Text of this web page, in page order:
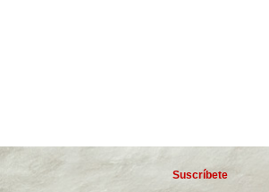
Suscríbete